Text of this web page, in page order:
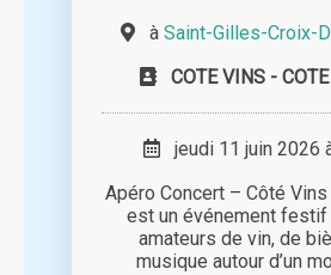
à Saint-Gilles-Croix-
COTE VINS -
jeudi 11 juin 2026
Apéro Concert – Côté
est un événement festif
amateurs de vin, de
musique autour d’un